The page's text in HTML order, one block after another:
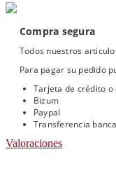
Compra segura
Todos nuestros
Para pagar su pedido
Tarjeta de crédito o
Bizum
Paypal
Transferencia
Valoraciones